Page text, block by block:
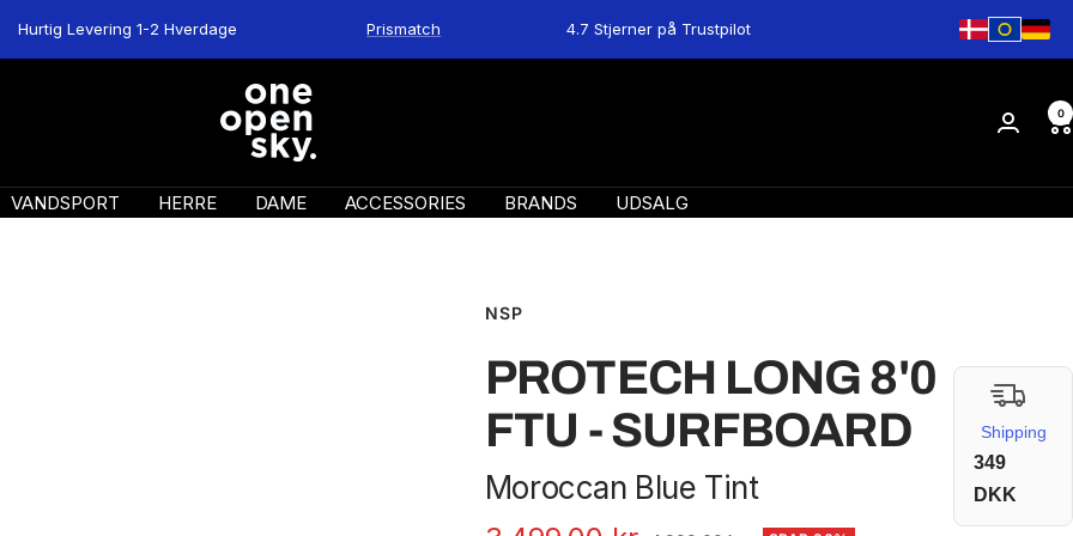
Hurtig Levering 1-2 Hverdage Prismatch 4.7 Stjerner på Trustpilot
One
Open
0
VANDSPORT HERRE DAME ACCESSORIES BRANDS UDSALG
NSP
PROTECH LONG 8'0
FTU - SURFBOARD
Moroccan Blue Tint
Shipping
349
DKK